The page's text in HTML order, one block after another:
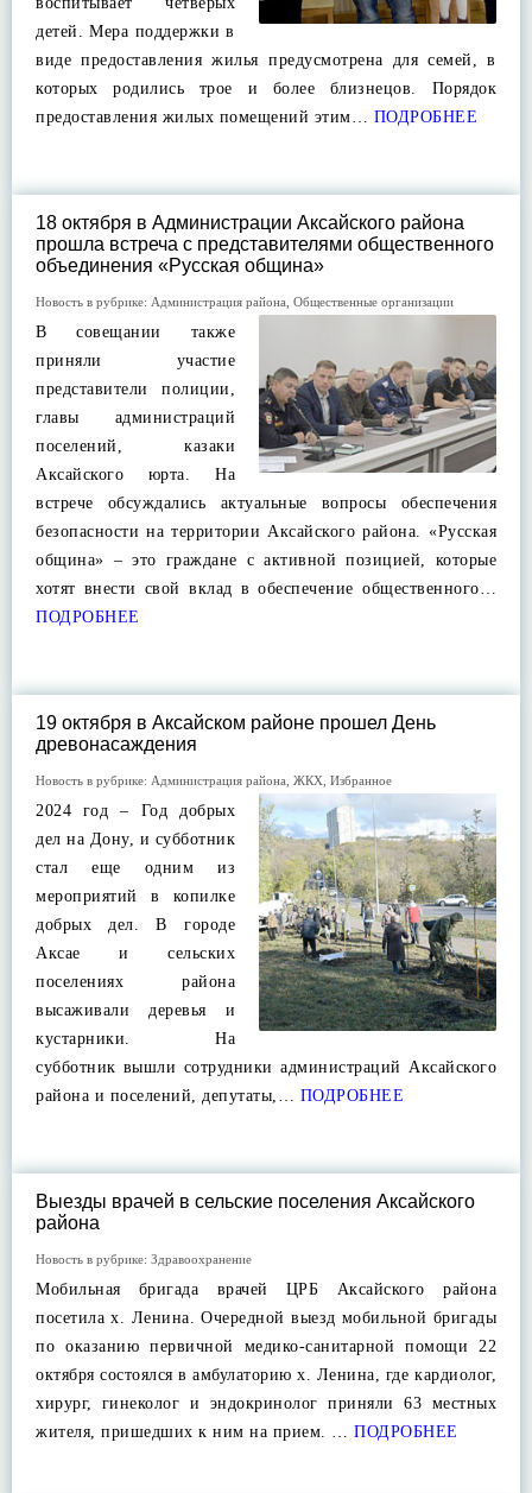
детей. Мера поддержки в
виде предоставления жилья предусмотрена для семей, в
которых родились трое и более близнецов. Порядок
предоставления жилых помещений этим… ПОДРОБНЕЕ
18 октября в Администрации Аксайского района
прошла встреча с представителями общественного
объединения «Русская община»
Новость в рубрике: Администрация района Общественные организации
В совещании также
приняли участие
представители полиции,
главы администраций
поселений, казаки
Аксайского юрта. На
встрече обсуждались актуальные вопросы обеспечения
безопасности на территории Аксайского района. «Русская
община» – это граждане с активной позицией, которые
хотят внести свой вклад в обеспечение общественного…
ПОДРОБНЕЕ
19 октября в Аксайском районе прошел День
древонасаждения
Новость в рубрике: Администрация района ЖКХ Избранное
2024 год – Год добрых
дел на Дону, и субботник
стал еще одним из
мероприятий в копилке
добрых дел. В городе
Аксае и сельских
поселениях района
высаживали деревья и
кустарники. На
субботник вышли сотрудники администраций Аксайского
района и поселений, депутаты,… ПОДРОБНЕЕ
Выезды врачей в сельские поселения Аксайского
района
Новость в рубрике: Здравоохранение
Мобильная бригада врачей ЦРБ Аксайского района
посетила х. Ленина. Очередной выезд мобильной бригады
по оказанию первичной медико-санитарной помощи 22
октября состоялся в амбулаторию х. Ленина, где кардиолог,
хирург, гинеколог и эндокринолог приняли 63 местных
жителя, пришедших к ним на прием. … ПОДРОБНЕЕ